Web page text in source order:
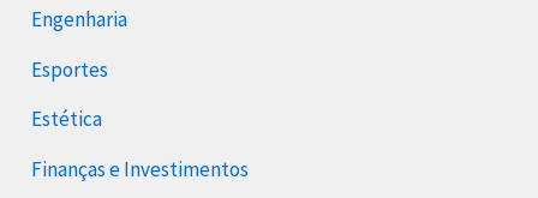
Engenharia
Esportes
Estética
Finanças e Investimentos